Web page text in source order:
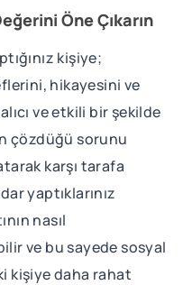
Öne Çıkarın
kişiye;
hikayesini ve
ve etkili bir şekilde
çözdüğü sorunu
karşı tarafa
yaptıklarınız
nasıl
ve bu sayede sosyal
kişiye daha rahat